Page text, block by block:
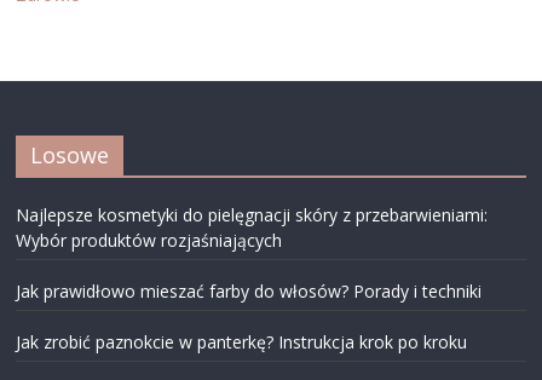
Losowe
Najlepsze kosmetyki do pielęgnacji skóry z przebarwieniami:
Wybór produktów rozjaśniających
Jak prawidłowo mieszać farby do włosów? Porady i techniki
Jak zrobić paznokcie w panterkę? Instrukcja krok po kroku